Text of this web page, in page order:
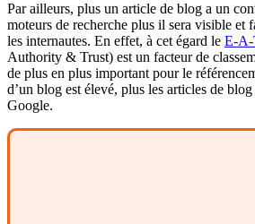
Par ailleurs, plus un article de blog a un
moteurs de recherche plus il sera visible et
les internautes. En effet, à cet égard le E-A-
Authority & Trust) est un facteur de
de plus en plus important pour le
d’un blog est élevé, plus les articles de
Google.